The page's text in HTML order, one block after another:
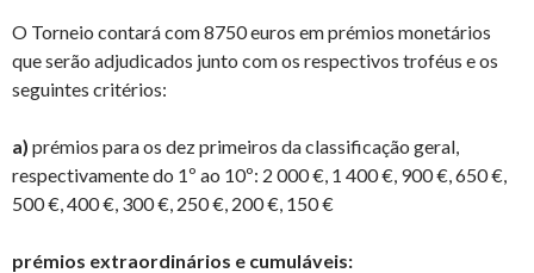
O Torneio contará com 8750 euros em prémios monetários
que serão adjudicados junto com os respectivos troféus e os
seguintes critérios:
a) prémios para os dez primeiros da classificação geral,
respectivamente do 1º ao 10º: 2 000 €, 1 400 €, 900 €, 650 €,
500 €, 400 €, 300 €, 250 €, 200 €, 150 €
prémios extraordinários e cumuláveis: